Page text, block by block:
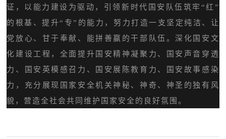
证，以能力建设为驱动，引领新时代国安队伍筑牢“红”
的根基、提升“专”的能力，努力打造一支坚定纯洁、让
党放心、甘于奉献、能拼善赢的干部队伍。深化国安文
化建设工程，全面提升国安精神凝聚力、国安声音穿透
力、国安英模感召力、国安展陈教育力、国安故事感染
力，充分展现国家安全机关神秘、神奇、神圣的独有风
貌，营造全社会共同维护国家安全的良好氛围。